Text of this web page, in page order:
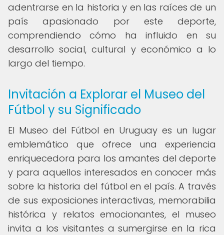
adentrarse en la historia y en las raíces de un
país apasionado por este deporte,
comprendiendo cómo ha influido en su
desarrollo social, cultural y económico a lo
largo del tiempo.
Invitación a Explorar el Museo del
Fútbol y su Significado
El Museo del Fútbol en Uruguay es un lugar
emblemático que ofrece una experiencia
enriquecedora para los amantes del deporte
y para aquellos interesados en conocer más
sobre la historia del fútbol en el país. A través
de sus exposiciones interactivas, memorabilia
histórica y relatos emocionantes, el museo
invita a los visitantes a sumergirse en la rica